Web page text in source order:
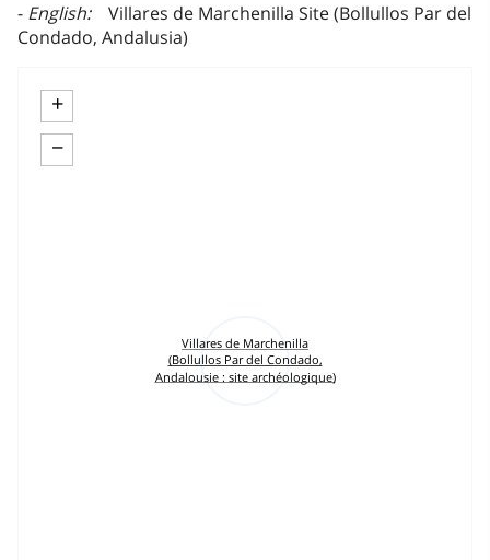
English
Villares de Marchenilla Site (Bollullos Par del
Condado, Andalusia)
+
−
Villares de Marchenilla
(Bollullos Par del Condado,
Andalousie : site archéologique)